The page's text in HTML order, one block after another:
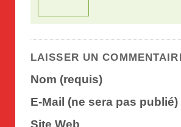
LAISSER UN
Nom (requis)
E-Mail (ne sera pas
Site Web